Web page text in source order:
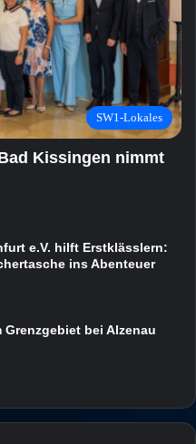
SW1-Lokales
Kissingen nimmt
e.V. hilft Erstklässlern:
ins Abenteuer
Grenzgebiet bei Alzenau